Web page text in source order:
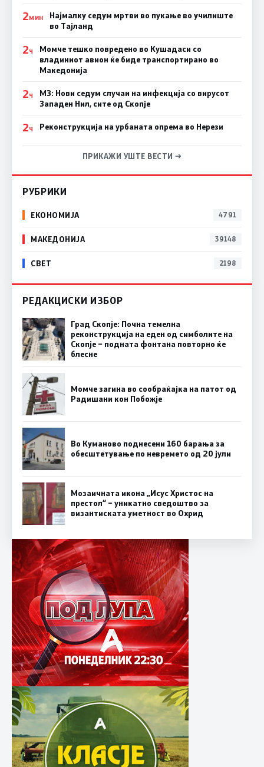
2МИН
Најмалку седум мртви во пукање во училиште
во Тајланд
2Ч
Момче тешко повредено во Кушадаси со
владиниот авион ќе биде транспортирано во
Македонија
2Ч
МЗ: Нови седум случаи на инфекција со вирусот
Западен Нил, сите од Скопје
2Ч Реконструкција на урбаната опрема во Нерези
ПРИКАЖИ УШТЕ ВЕСТИ →
РУБРИКИ
ЕКОНОМИЈА 4791
МАКЕДОНИЈА 39148
СВЕТ 2198
РЕДАКЦИСКИ ИЗБОР
Град Скопје: Почна темелна
реконструкција на еден од симболите на
Скопје – подната фонтана повторно ќе
блесне
Момче загина во сообраќајка на патот од
Радишани кон Побожје
Во Куманово поднесени 160 барања за
обесштетување по невремето од 20 јули
Мозаичната икона „Исус Христос на
престол“ – уникатно сведоштво за
византиската уметност во Охрид